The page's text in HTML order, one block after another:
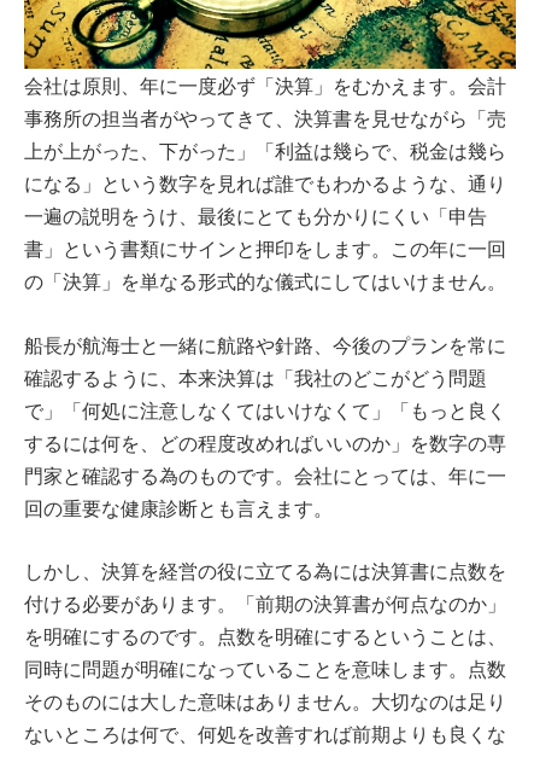
会社は原則、年に一度必ず「決算」をむかえます。会計
事務所の担当者がやってきて、決算書を見せながら「売
上が上がった、下がった」「利益は幾らで、税金は幾ら
になる」という数字を見れば誰でもわかるような、通り
一遍の説明をうけ、最後にとても分かりにくい「申告
書」という書類にサインと押印をします。この年に一回
の「決算」を単なる形式的な儀式にしてはいけません。
船長が航海士と一緒に航路や針路、今後のプランを常に
確認するように、本来決算は「我社のどこがどう問題
で」「何処に注意しなくてはいけなくて」「もっと良く
するには何を、どの程度改めればいいのか」を数字の専
門家と確認する為のものです。会社にとっては、年に一
回の重要な健康診断とも言えます。
しかし、決算を経営の役に立てる為には決算書に点数を
付ける必要があります。「前期の決算書が何点なのか」
を明確にするのです。点数を明確にするということは、
同時に問題が明確になっていることを意味します。点数
そのものには大した意味はありません。大切なのは足り
ないところは何で、何処を改善すれば前期よりも良くな